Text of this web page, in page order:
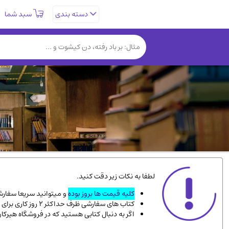
دسته بندی سبد شما
کتب نادر و کمیاب(19)
فلسفه و جامعه شناسی(151)
دانشگاهی و آموزشی(534)
ورزشی و تربیت بدنی
سیاسی(116)
کتاب های مصور رنگی و گلاسه(23)
دایره المعارف و فرهنگ
سینما و فیلم
زندگینامه شهدا
لطفا به نکات زیر دقت کنید.
کلیه قیمت ها بروز بودهو میتوانید سریعا
کتاب های سفارشی ظرف حداکثر 2 روز کاری برای پست پیشتاز، و 3 روز کاری برای پست سفارشی، به دست شما میرسد.
اگر به دنبال کتابی هستید که در فروشگاه